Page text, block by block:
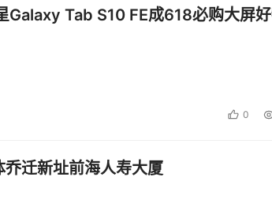
Galaxy Tab S10 FE成618必购大屏
0
迁新址前海人寿大厦